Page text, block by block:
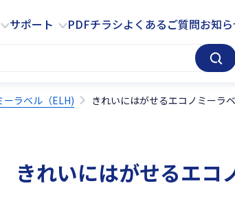
サポート PDFチラシよくあるご質問お知
サービス サポート
ーラベル（ELH) きれいにはがせるエコノミーラ
きれいにはがせるエコ